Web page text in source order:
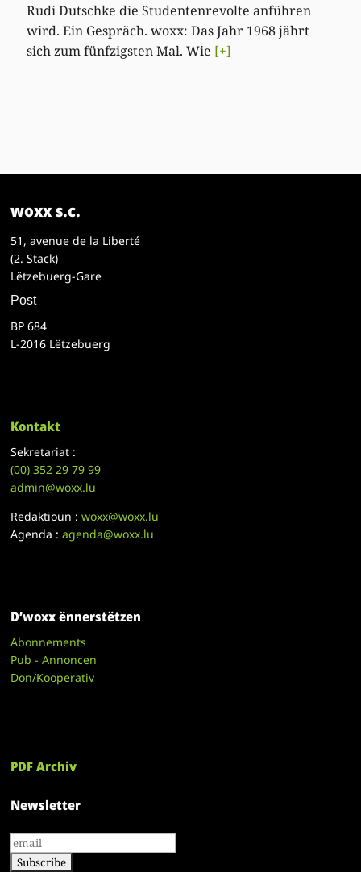
Rudi Dutschke die Studentenrevolte anführen
wird. Ein Gespräch. woxx: Das Jahr 1968 jährt
sich zum fünfzigsten Mal. Wie [+]
woxx s.c.
51, avenue de la Liberté
(2. Stack)
Lëtzebuerg-Gare
Post
BP 684
L-2016 Lëtzebuerg
Kontakt
Sekretariat :
(00)352 29 79 99
admin@woxx.lu
Redaktioun :woxx@woxx.lu
Agenda :agenda@woxx.lu
D’woxx ënnerstëtzen
Abonnements
Pub - Annoncen
Don/Kooperativ
PDF Archiv
Newsletter